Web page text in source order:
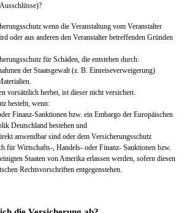
wenn die Veranstaltung vom Veranstalter
oder aus anderen den Veranstalter betreffenden Gründen
für Schäden, die entstehen durch:
der Staatsgewalt (z. B. Einreiseverweigerung)
vorsätzlich herbei, ist dieser nicht versichert.
besteht, wenn:
Finanz-Sanktionen bzw. ein Embargo der Europäischen
Deutschland bestehen und
anwendbar sind oder dem Versicherungsschutz
für Wirtschafts-, Handels- oder Finanz- Sanktionen bzw.
Staaten von Amerika erlassen werden, sofern diesen
Rechtsvorschriften entgegenstehen.